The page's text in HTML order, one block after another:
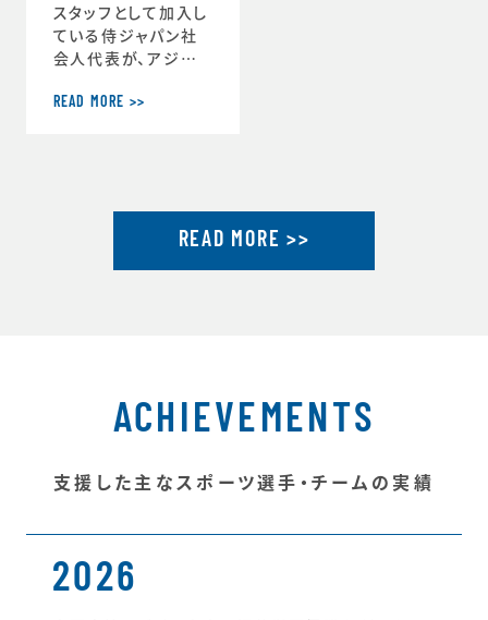
スタッフとして加入し
ている侍ジャパン社
会人代表が、アジア
ました。アジア選手権
l.jp/jp/news/pres
s/20250930_1.ht
READ MORE >>
READ MORE >>
ACHIEVEMENTS
支援した主なスポーツ選手・チームの実績
2026